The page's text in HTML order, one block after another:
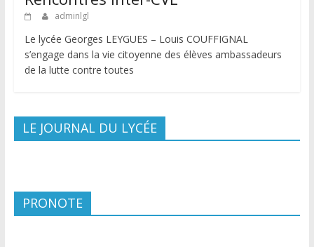
adminlgl
Le lycée Georges LEYGUES – Louis COUFFIGNAL
s’engage dans la vie citoyenne des élèves ambassadeurs
de la lutte contre toutes
LE JOURNAL DU LYCÉE
PRONOTE